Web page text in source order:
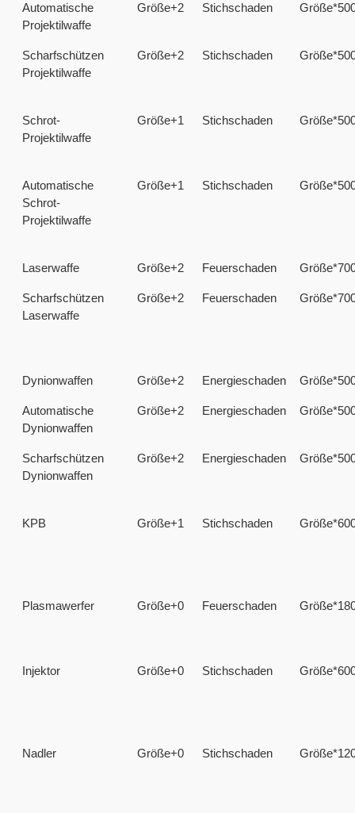
Automatische
Projektilwaffe
Größe+2 Stichschaden
Scharfschützen
Projektilwaffe
Größe+2 Stichschaden
Schrot-
Projektilwaffe
Größe+1 Stichschaden
Automatische
Schrot-
Projektilwaffe
Größe+1 Stichschaden
Laserwaffe Größe+2 Feuerschaden
Scharfschützen
Laserwaffe
Größe+2 Feuerschaden
Dynionwaffen Größe+2 Energieschaden
Automatische
Dynionwaffen
Größe+2 Energieschaden
Scharfschützen
Dynionwaffen
Größe+2 Energieschaden
KPB Größe+1 Stichschaden
Plasmawerfer Größe+0 Feuerschaden
Injektor Größe+0 Stichschaden
Nadler Größe+0 Stichschaden